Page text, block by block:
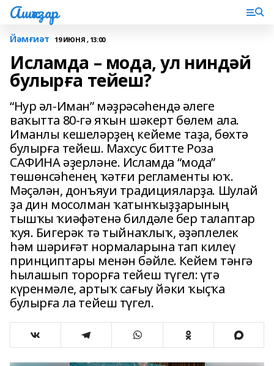
Ашҡаҙар
Йәмғиәт 19 ИЮНЯ , 13:00
Исламда – мода, ул ниндәй
булырға тейеш?
“Нур әл-Иман” мәҙрәсәһендә әлеге
ваҡытта 80-гә яҡын шәкерт бөлем ала.
Иманлы кешеләрҙең кейеме таҙа, бөхтә
булырға тейеш. Махсус битте Роза
САФИНА әҙерләне. Исламда “мода”
төшөнсәһенең ҡәтғи регламенты юҡ.
Мәҫәлән, донъяуи традицияларҙа. Шулай
ҙа дин мосолман ҡатынҡыҙҙарының
тышҡы ҡиәфәтенә билдәле бер талаптар
ҡуя. Бигерәк тә тыйнаҡлыҡ, әҙәплелек
һәм шәриғәт нормаларына тап килеү
принциптары менән бәйле. Кейем тәнгә
һылашып торорға тейеш түгел: үтә
күренмәле, артыҡ сағыу йәки ҡыҫҡа
булырға ла тейеш түгел.